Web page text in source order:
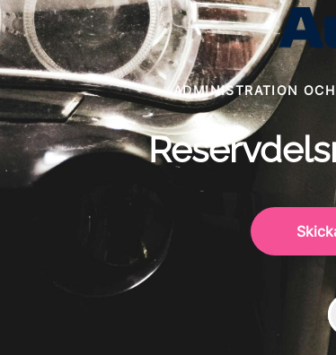
ADMINISTRATION